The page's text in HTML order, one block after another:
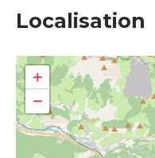
Localisation
+
−